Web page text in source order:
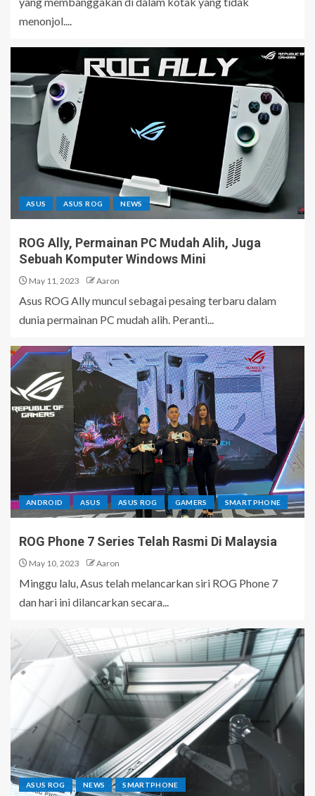
menonjol....
ASUS ASUS ROG NEWS
ROG Ally, Permainan PC Mudah Alih, Juga
Sebuah Komputer Windows Mini
May 11, 2023 Aaron
Asus ROG Ally muncul sebagai pesaing terbaru dalam
dunia permainan PC mudah alih. Peranti...
ANDROID ASUS ASUS ROG GAMERS SMARTPHONE
ROG Phone 7 Series Telah Rasmi Di Malaysia
May 10, 2023 Aaron
Minggu lalu, Asus telah melancarkan siri ROG Phone 7
dan hari ini dilancarkan secara...
ASUS ROG NEWS SMARTPHONE